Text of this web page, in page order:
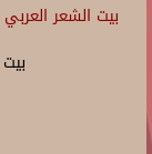
بيت الشعر